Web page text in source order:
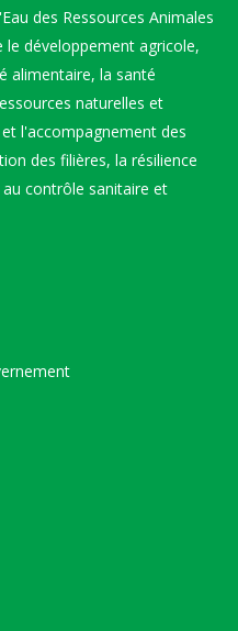
des Ressources Animales
le développement agricole,
alimentaire, la santé
naturelles et
l'accompagnement des
des filières, la résilience
contrôle sanitaire et